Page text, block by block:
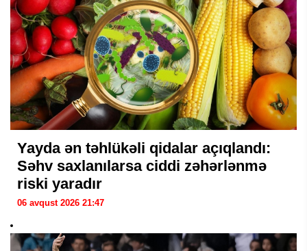
Yayda ən təhlükəli qidalar açıqlandı:
Səhv saxlanılarsa ciddi zəhərlənmə
riski yaradır
06 avqust 2026 21:47